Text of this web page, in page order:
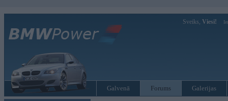
Sveiks, Viesi!
Galvenā Forums Galerijas